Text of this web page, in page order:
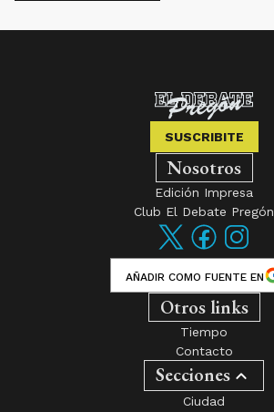
SUSCRIBITE
Nosotros
Edición Impresa
Club El Debate Pregón
AÑADIR COMO FUENTE EN
Otros links
Tiempo
Contacto
Secciones
Ciudad